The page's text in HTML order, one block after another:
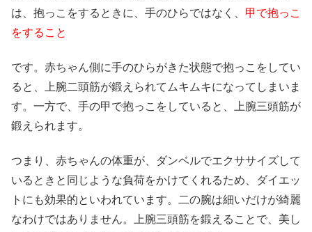
は、抱っこをするときに、手のひらではなく、 甲で抱っこ
をすること
です。赤ちゃん側に手のひらがきた状態で抱っこをしてい
ると、上腕二頭筋が鍛えられてムキムキになってしまいま
す。一方で、手の甲で抱っこをしていると、上腕三頭筋が
鍛えられます。
つまり、赤ちゃんの体重が、ダンベルでエクササイズして
いるときと同じような負荷をかけてくれるため、ダイエッ
トにも効果的といわれています。二の腕は細いだけが綺麗
なわけではありません。上腕三頭筋を鍛えることで、美し